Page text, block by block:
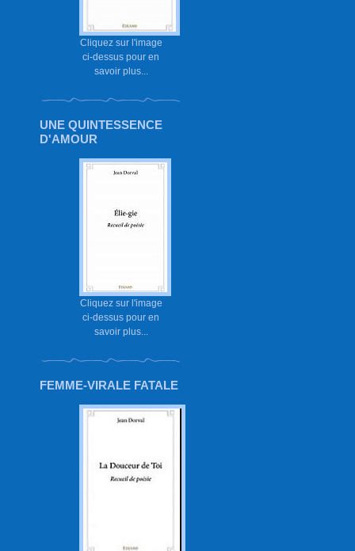
Cliquez sur l'image
ci-dessus pour en
savoir plus...
UNE QUINTESSENCE
D'AMOUR
Cliquez sur l'image
ci-dessus pour en
savoir plus...
FEMME-VIRALE FATALE